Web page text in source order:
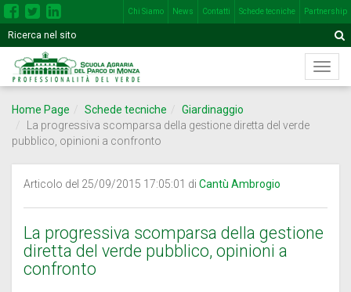
Chi Siamo News Contatti Schede tecniche Partnership
Motore
di
ricerca
Inserisci
una
più
nel
seguente
campo
Menù
di
Home Page Schede tecniche
Giardinaggio
La progressiva scomparsa della gestione diretta del verde
pubblico, opinioni a confronto
Articolo del 25/09/2015 17:05:01 di Cantù Ambrogio
La progressiva scomparsa della gestione
diretta del verde pubblico, opinioni a
confronto